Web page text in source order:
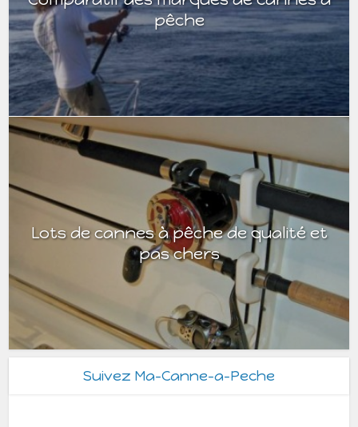
pêche
Lots de cannes à pêche de qualité et
pas chers
Suivez Ma-Canne-a-Peche